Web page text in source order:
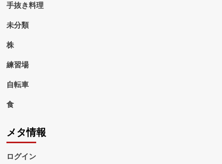
手抜き料理
未分類
株
練習場
自転車
食
メタ情報
ログイン